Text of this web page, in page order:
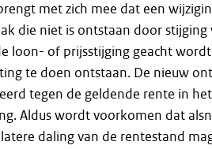
met zich mee dat een
die niet is ontstaan door
loon- of prijsstijging geacht
te doen ontstaan. De nieuw
tegen de geldende rente in
Aldus wordt voorkomen dat
daling van de rentestand